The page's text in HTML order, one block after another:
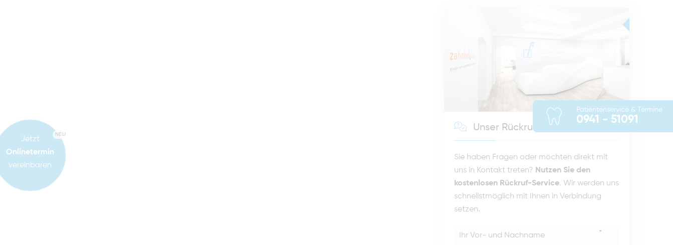
Unser Rückruf-Service
Sie haben Fragen oder möchten direkt mit
uns in Kontakt treten? Nutzen Sie den
kostenlosen Rückruf-Service. Wir werden uns
schnellstmöglich mit Ihnen in Verbindung
setzen.
*
NEU
Jetzt
Onlinetermin
vereinbaren
Patientenservice & Termine
0941 - 51091